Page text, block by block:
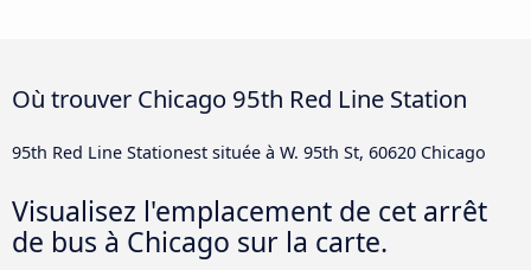
Où trouver Chicago 95th Red Line Station
95th Red Line Stationest située à W. 95th St, 60620 Chicago
Visualisez l'emplacement de cet arrêt
de bus à Chicago sur la carte.